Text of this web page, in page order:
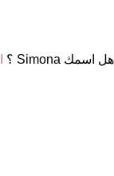
هل اسمك Simona ؟